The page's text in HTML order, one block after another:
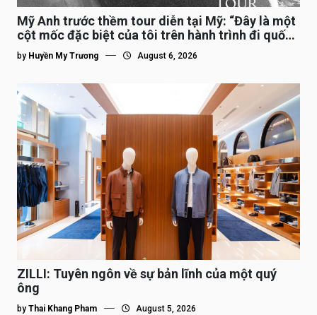
Mỹ Anh trước thềm tour diễn tại Mỹ: “Đây là một
cột mốc đặc biệt của tôi trên hành trình đi quốc
tế”
by Huyền My Trương August 6, 2026
ZILLI: Tuyên ngôn về sự bản lĩnh của một quý
ông
by Thai Khang Pham August 5, 2026